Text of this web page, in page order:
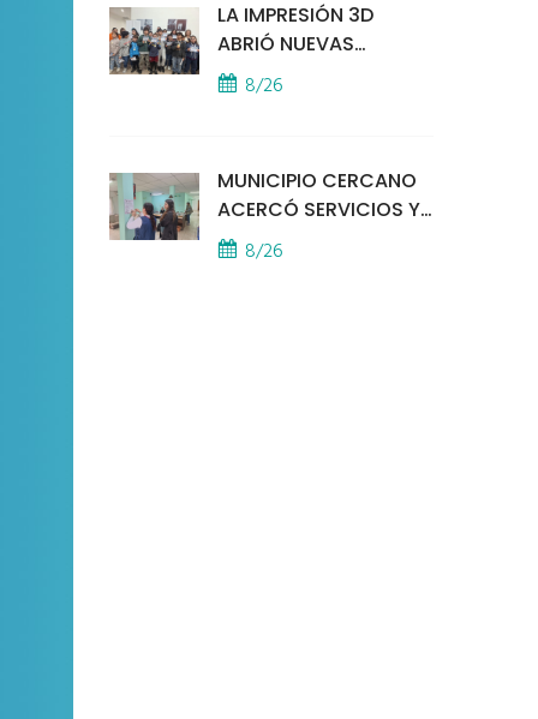
LA IMPRESIÓN 3D
ABRIÓ NUEVAS
PUERTAS AL
APRENDIZAJE Y LA
8/26
MUNICIPIO CERCANO
ACERCÓ SERVICIOS Y
ATENCIÓN A LOS
VECINOS EL
8/26